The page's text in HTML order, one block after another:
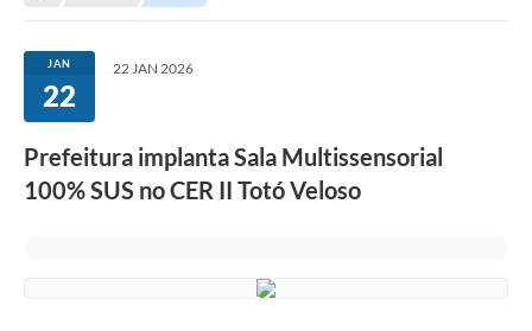
JAN
22
22 JAN 2026
Prefeitura implanta Sala Multissensorial
100% SUS no CER II Totó Veloso